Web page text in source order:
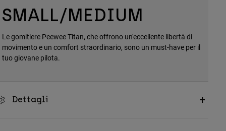
SMALL/MEDIUM
Le gomitiere Peewee Titan, che offrono un'eccellente libertà di
movimento e un comfort straordinario, sono un must-have per il
tuo giovane pilota.
Dettagli